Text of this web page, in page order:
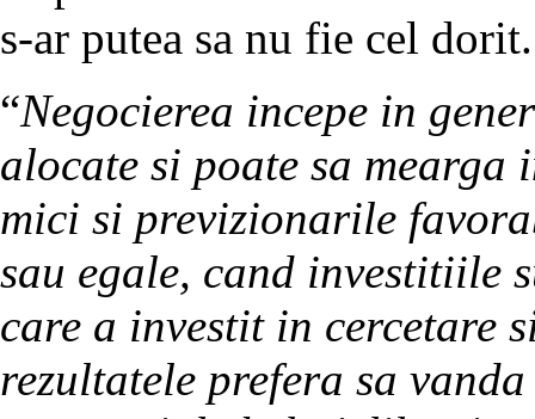
s-ar putea sa nu fie cel dorit.
“Negocierea incepe in
alocate si poate sa
mici si previzionarile
sau egale, cand investitiile
care a investit in cercetare
rezultatele prefera sa